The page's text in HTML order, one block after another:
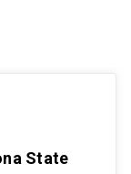
State